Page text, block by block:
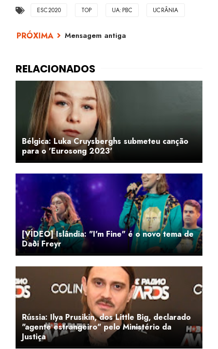
ESC2020 TOP UA:PBC UCRÂNIA
Mensagem antiga
Bélgica: Luka Cruysberghs submeteu canção
para o 'Eurosong 2023'
[VÍDEO] Islândia: "I'm Fine" é o novo tema de
Daði Freyr
Rússia: Ilya Prusikin, dos Little Big, declarado
"agente estrangeiro" pelo Ministério da
Justiça